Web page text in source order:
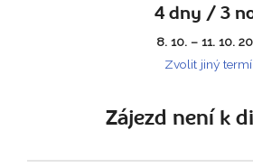
4 dny / 3
8. 10. – 11. 10.
Zvolit jiný
Zájezd není k